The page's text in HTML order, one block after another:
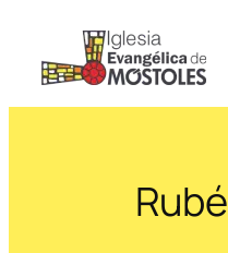
contenido